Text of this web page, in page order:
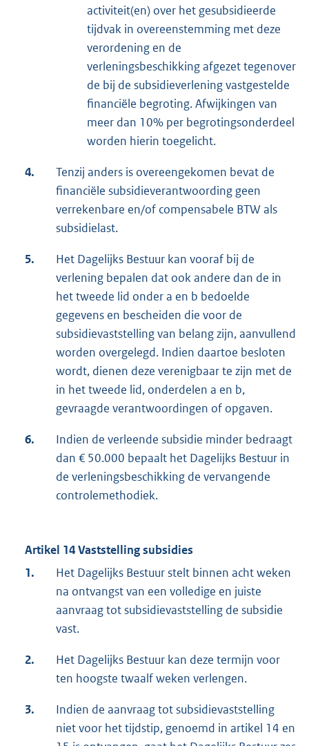
activiteit(en) over het gesubsidieerde
tijdvak in overeenstemming met deze
verordening en de
verleningsbeschikking afgezet tegenover
de bij de subsidieverlening vastgestelde
financiële begroting. Afwijkingen van
meer dan 10% per begrotingsonderdeel
worden hierin toegelicht.
4.
Tenzij anders is overeengekomen bevat de
financiële subsidieverantwoording geen
verrekenbare en/of compensabele BTW als
subsidielast.
5.
Het Dagelijks Bestuur kan vooraf bij de
verlening bepalen dat ook andere dan de in
het tweede lid onder a en b bedoelde
gegevens en bescheiden die voor de
subsidievaststelling van belang zijn, aanvullend
worden overgelegd. Indien daartoe besloten
wordt, dienen deze verenigbaar te zijn met de
in het tweede lid, onderdelen a en b,
gevraagde verantwoordingen of opgaven.
6.
Indien de verleende subsidie minder bedraagt
dan € 50.000 bepaalt het Dagelijks Bestuur in
de verleningsbeschikking de vervangende
controlemethodiek.
Artikel 14 Vaststelling subsidies
1.
Het Dagelijks Bestuur stelt binnen acht weken
na ontvangst van een volledige en juiste
aanvraag tot subsidievaststelling de subsidie
vast.
2.
Het Dagelijks Bestuur kan deze termijn voor
ten hoogste twaalf weken verlengen.
3.
Indien de aanvraag tot subsidievaststelling
niet voor het tijdstip, genoemd in artikel 14 en